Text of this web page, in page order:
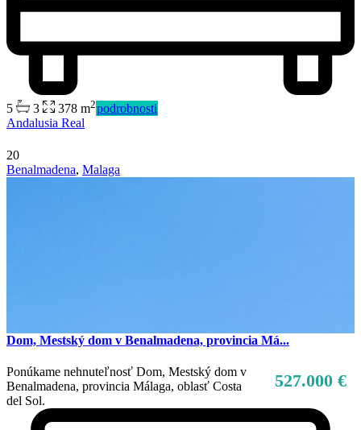
Predaj
5 3 378 m2podrobnosti
Andalusia Real
20
Benalmadena, Malaga
Dom, Mestský dom v Benalmadena, provincia Má...
527.000 €
Ponúkame nehnuteľnosť Dom, Mestský dom v
Benalmadena, provincia Málaga, oblasť Costa
del Sol.